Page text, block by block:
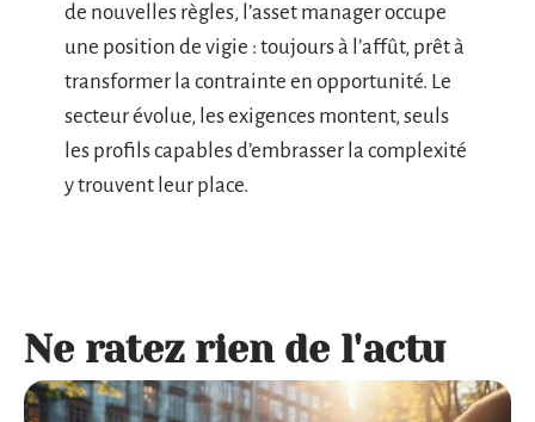
de nouvelles règles, l’asset manager occupe
une position de vigie : toujours à l’affût, prêt à
transformer la contrainte en opportunité. Le
secteur évolue, les exigences montent, seuls
les profils capables d’embrasser la complexité
y trouvent leur place.
Ne ratez rien de l'actu